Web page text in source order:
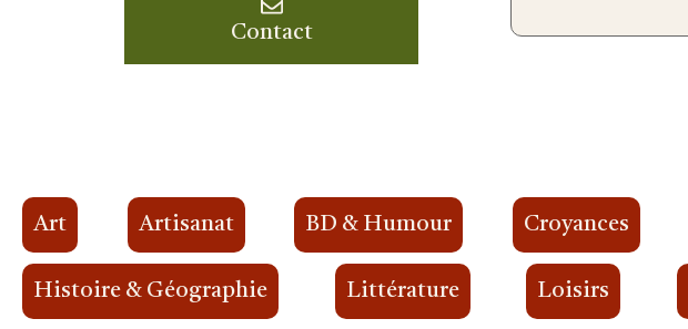
Contact
Art Artisanat BD & Humour Croyances
Histoire & Géographie Littérature Loisirs